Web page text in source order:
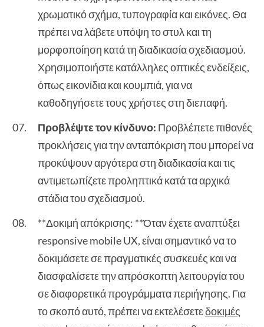
χρωματικό σχήμα, τυπογραφία και εικόνες. Θα
πρέπει να λάβετε υπόψη το στυλ και τη
μορφοποίηση κατά τη διαδικασία σχεδιασμού.
Χρησιμοποιήστε κατάλληλες οπτικές ενδείξεις,
όπως εικονίδια και κουμπιά, για να
καθοδηγήσετε τους χρήστες στη διεπαφή.
Προβλέψτε τον κίνδυνο: Προβλέπετε πιθανές
προκλήσεις για την ανταπόκριση που μπορεί να
προκύψουν αργότερα στη διαδικασία και τις
αντιμετωπίζετε προληπτικά κατά τα αρχικά
στάδια του σχεδιασμού.
**Δοκιμή απόκρισης: **Όταν έχετε αναπτύξει
responsive mobile UX, είναι σημαντικό να το
δοκιμάσετε σε πραγματικές συσκευές και να
διασφαλίσετε την απρόσκοπτη λειτουργία του
σε διαφορετικά προγράμματα περιήγησης. Για
το σκοπό αυτό, πρέπει να εκτελέσετεδοκιμές